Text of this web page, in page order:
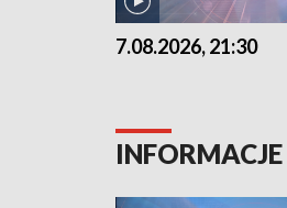
7.08.2026, 21:30
INFORMACJE